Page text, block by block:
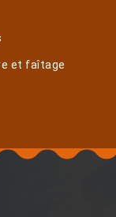
et faîtage